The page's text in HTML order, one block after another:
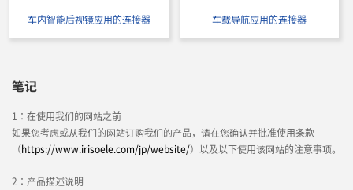
车内智能后视镜应用的连接器 车载导航应用的连接器
笔记
1：在使用我们的网站之前
如果您考虑或从我们的网站订购我们的产品，请在您确认并批准使用条款
（https://www.irisoele.com/jp/website/）以及以下使用该网站的注意事项。
2：产品描述说明